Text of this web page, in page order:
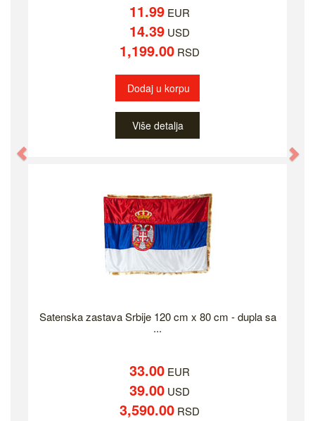
11.99EUR
14.39USD
1,199.00RSD
Dodaj u korpu
Više detalja
Satenska zastava Srbije 120 cm x 80 cm - dupla sa
...
33.00EUR
39.00USD
3,590.00RSD